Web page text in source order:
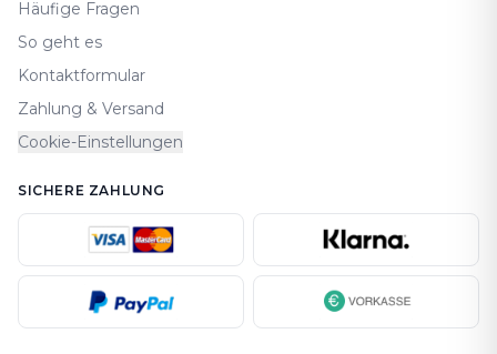
Häufige Fragen
So geht es
Kontaktformular
Zahlung & Versand
Cookie-Einstellungen
SICHERE ZAHLUNG